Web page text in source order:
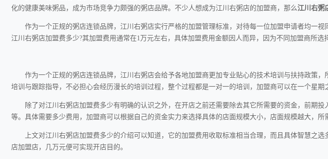
化的健康美味粥品，成为市场竞争力颇强的粥店品牌。不少人想成为江川右粥店的加盟商，那么江川右粥
作为一个正规的粥店连锁品牌，江川右粥店实行严格的加盟管理标准，对待每一位加盟申请者均一
江川右粥店加盟费多少?其加盟费用通常在1万元左右，具体加盟费用金额因人而异，因为不同加盟商所选
作为一个正规的粥店连锁品牌，江川右粥店会给予各地加盟商更加专业贴心的技术培训与扶持政策
培训与跟踪指导，不必担心会经历漫长的培训过程，整个过程都是一对一的培训，加盟商可以在一个星期
除了对江川右粥店加盟费多少有明确的认识之外，在开店之前还需要除去其它所需要的资金，前期
等。具体需要多少费用，加盟商可以根据自己的资金实力来选择具体的店面规模大小，店面规模越大，所
上文对江川右粥店加盟费多少的介绍可以知道，它的加盟费用收取标准相当合理，而且具体智慧之
店加盟店，几万元便可实现开店目的。